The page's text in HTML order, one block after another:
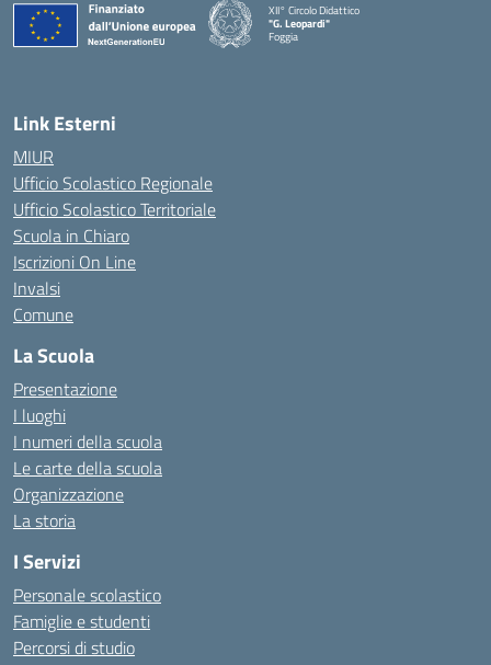
XII° Circolo Didattico
"G. Leopardi"
Foggia
— Visita la pagina iniziale della scuola
Link Esterni
MIUR
Ufficio Scolastico Regionale
Ufficio Scolastico Territoriale
Scuola in Chiaro
Iscrizioni On Line
Invalsi
Comune
La Scuola
Presentazione
I luoghi
I numeri della scuola
Le carte della scuola
Organizzazione
La storia
I Servizi
Personale scolastico
Famiglie e studenti
Percorsi di studio